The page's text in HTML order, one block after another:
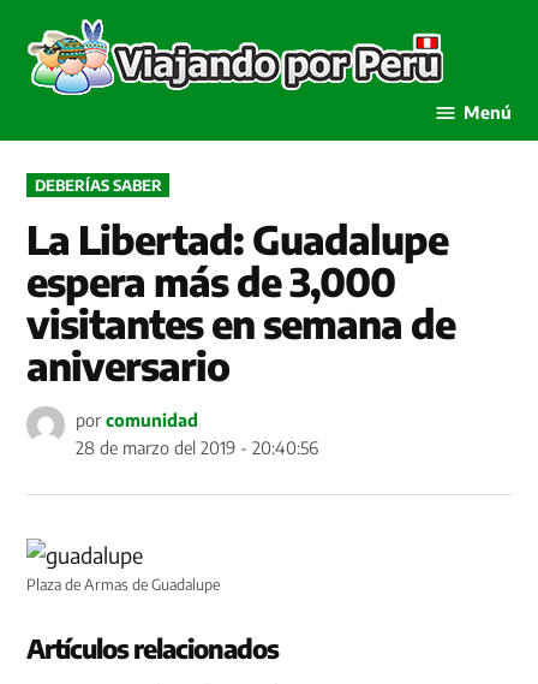
contenido
por
Menú
PUBLICADO
EN
DEBERÍAS SABER
La Libertad: Guadalupe
espera más de 3,000
visitantes en semana de
aniversario
por comunidad
28 de marzo del 2019 - 20:40:56
Plaza de Armas de Guadalupe
Artículos relacionados